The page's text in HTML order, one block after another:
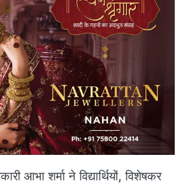
आभा शर्मा ने विद्यार्थियों, विशेषकर